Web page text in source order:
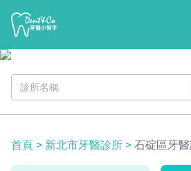
首頁 > 新北市牙醫診所 > 石碇區牙